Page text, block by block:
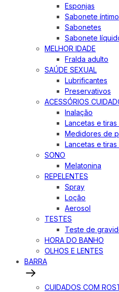
Esponjas
Sabonete íntimo
Sabonetes
Sabonete
MELHOR IDADE
Fralda adulto
SAÚDE SEXUAL
Lubrificantes
Preservativos
ACESSÓRIOS
Inalação
Lancetas e
Medidores de
Lancetas e
SONO
Melatonina
REPELENTES
Spray
Loção
Aerosol
TESTES
Teste de
HORA DO BANHO
OLHOS E LENTES
BARRA
CUIDADOS COM